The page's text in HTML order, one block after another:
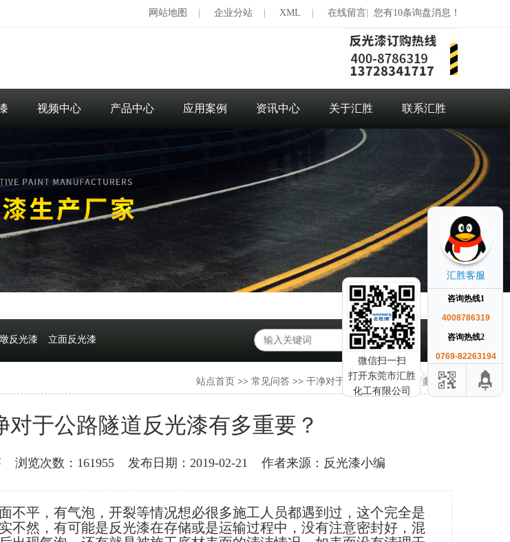
网站地图 企业分站 XML 在线留言 您有10条询盘消息！
视频中心 产品中心 应用案例 资讯中心 关于汇胜 联系汇胜
反光漆 立面反光漆
站点首页 >> 常见问答 >> 干净对于公路隧道反光漆有多重要？
对于公路隧道反光漆有多重要？
浏览次数：161955 发布日期：2019-02-21 作者来源：反光漆小编
不平，有气泡，开裂等情况想必很多施工人员都遇到过，这个完全是
不然，有可能是反光漆在存储或是运输过程中，没有注意密封好，混
汇胜客服
咨询热线1
4008786319
咨询热线2
0769-82263194
微信扫一扫
打开东莞市汇胜
化工有限公司